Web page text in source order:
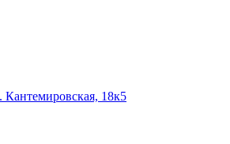
Кантемировская, 18к5